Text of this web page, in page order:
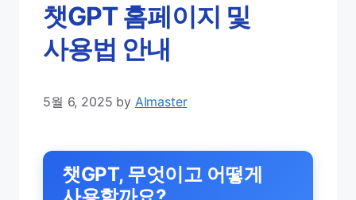
챗GPT 홈페이지 및
사용법 안내
5월 6, 2025 by AImaster
챗GPT, 무엇이고 어떻게